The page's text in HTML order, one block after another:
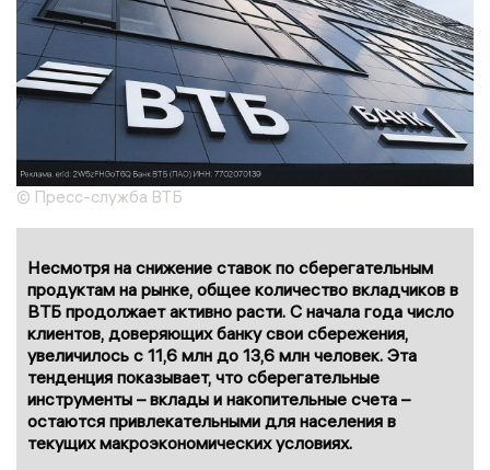
© Пресс-служба ВТБ
Несмотря на снижение ставок по сберегательным
продуктам на рынке, общее количество вкладчиков в
ВТБ продолжает активно расти. С начала года число
клиентов, доверяющих банку свои сбережения,
увеличилось с 11,6 млн до 13,6 млн человек. Эта
тенденция показывает, что сберегательные
инструменты – вклады и накопительные счета –
остаются привлекательными для населения в
текущих макроэкономических условиях.